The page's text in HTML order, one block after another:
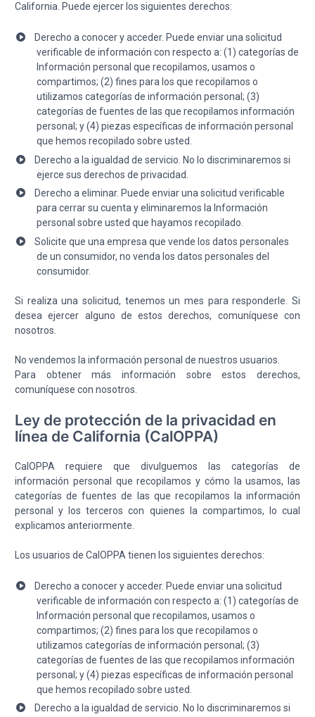
California. Puede ejercer los siguientes derechos:
Derecho a conocer y acceder. Puede enviar una solicitud
verificable de información con respecto a: (1) categorías de
Información personal que recopilamos, usamos o
compartimos; (2) fines para los que recopilamos o
utilizamos categorías de información personal; (3)
categorías de fuentes de las que recopilamos información
personal; y (4) piezas específicas de información personal
que hemos recopilado sobre usted.
Derecho a la igualdad de servicio. No lo discriminaremos si
ejerce sus derechos de privacidad.
Derecho a eliminar. Puede enviar una solicitud verificable
para cerrar su cuenta y eliminaremos la Información
personal sobre usted que hayamos recopilado.
Solicite que una empresa que vende los datos personales
de un consumidor, no venda los datos personales del
consumidor.
Si realiza una solicitud, tenemos un mes para responderle. Si
desea ejercer alguno de estos derechos, comuníquese con
nosotros.
No vendemos la información personal de nuestros usuarios.
Para obtener más información sobre estos derechos,
comuníquese con nosotros.
Ley de protección de la privacidad en
línea de California (CalOPPA)
CalOPPA requiere que divulguemos las categorías de
información personal que recopilamos y cómo la usamos, las
categorías de fuentes de las que recopilamos la información
personal y los terceros con quienes la compartimos, lo cual
explicamos anteriormente.
Los usuarios de CalOPPA tienen los siguientes derechos:
Derecho a conocer y acceder. Puede enviar una solicitud
verificable de información con respecto a: (1) categorías de
Información personal que recopilamos, usamos o
compartimos; (2) fines para los que recopilamos o
utilizamos categorías de información personal; (3)
categorías de fuentes de las que recopilamos información
personal; y (4) piezas específicas de información personal
que hemos recopilado sobre usted.
Derecho a la igualdad de servicio. No lo discriminaremos si